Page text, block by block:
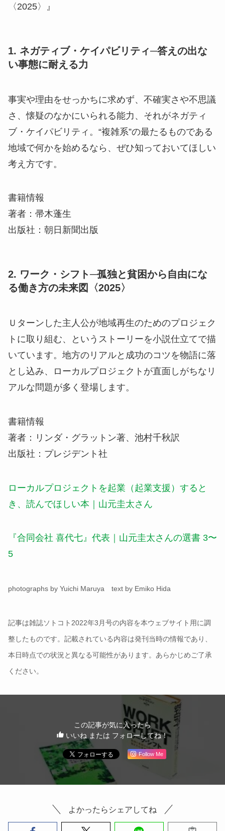
〈2025〉』
1. ネガティブ・ケイパビリティ─答えの出な
い事態に耐える力
事実や理由をせっかちに求めず、不確実さや不思議
さ、懐疑のなかにいられる能力、それがネガティ
ブ・ケイパビリティ。“複雑系”の最たるものである
地域で何かを始めるなら、ぜひ知っておいてほしい
考え方です。
書籍情報
著者：帚木蓬生
出版社：朝日新聞出版
2. ワーク・シフト─孤独と貧困から自由にな
る働き方の未来図〈2025〉
Ｕターンした主人公が地域再生のためのプロジェク
トに取り組む、というストーリーを小説仕立てで描
いています。地方のリアルと成功のコツを物語に落
とし込み、ローカルプロジェクトが直面しがちなリ
アルな問題が多く登場します。
書籍情報
著者：リンダ・グラットン著、池村千秋訳
出版社：プレジデント社
ローカルプロジェクトを起業（起業支援）すると
き、読んでほしい本｜山元圭太さん
『合同会社 喜代七』代表｜山元圭太さんの選書 3〜
5
photographs by Yuichi Maruya text by Emiko Hida
記事は雑誌ソトコト2022年3月号の内容を本ウェブサイト用に調
整したものです。記載されている内容は発刊当時の情報であり、
本日時点での状況と異なる可能性があります。あらかじめご了承
ください。
この記事が気に入ったら
いいね または フォローしてね！
Follow Me
よかったらシェアしてね